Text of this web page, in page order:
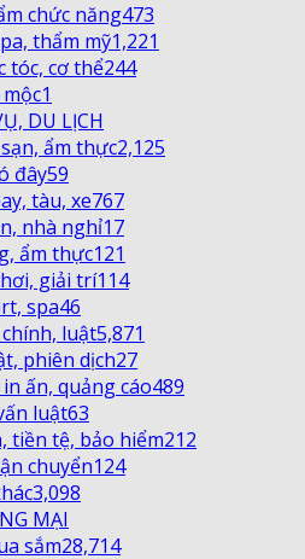
chức năng473
thẩm mỹ1,221
tóc, cơ thể244
1
DU LỊCH
ẩm thực2,125
đây59
tàu, xe767
nhà nghỉ17
ẩm thực121
giải trí114
spa46
luật5,871
phiên dịch27
ấn, quảng cáo489
luật63
tiền tệ, bảo hiểm212
chuyển124
3,098
MẠI
sắm28,714